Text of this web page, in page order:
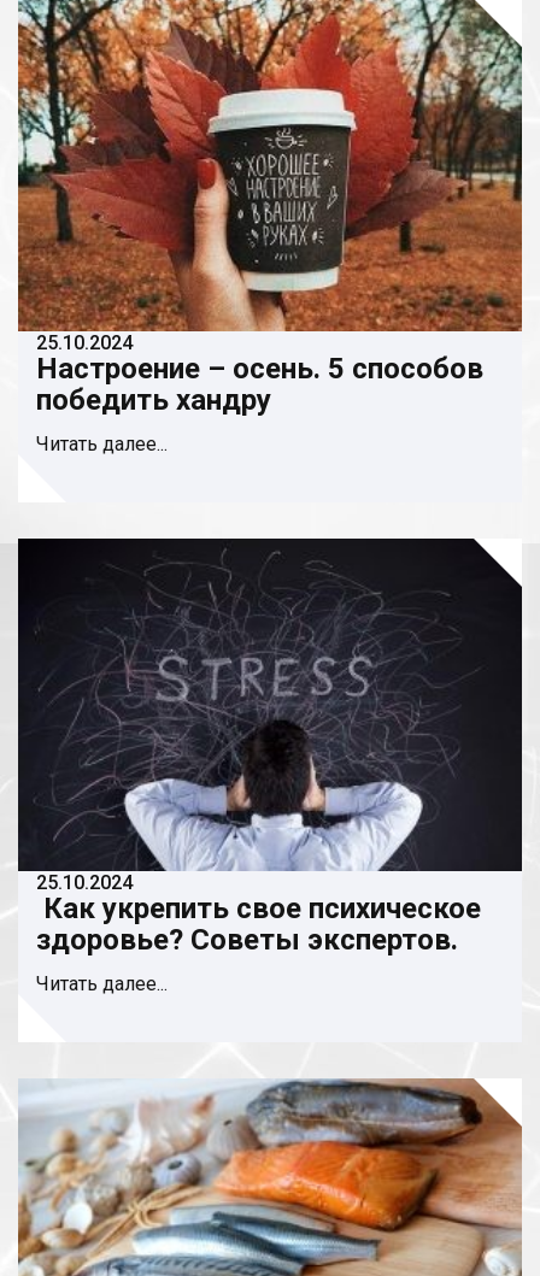
25.10.2024
Настроение – осень. 5 способов
победить хандру
Читать далее...
25.10.2024
Как укрепить свое психическое
здоровье? Советы экспертов.
Читать далее...